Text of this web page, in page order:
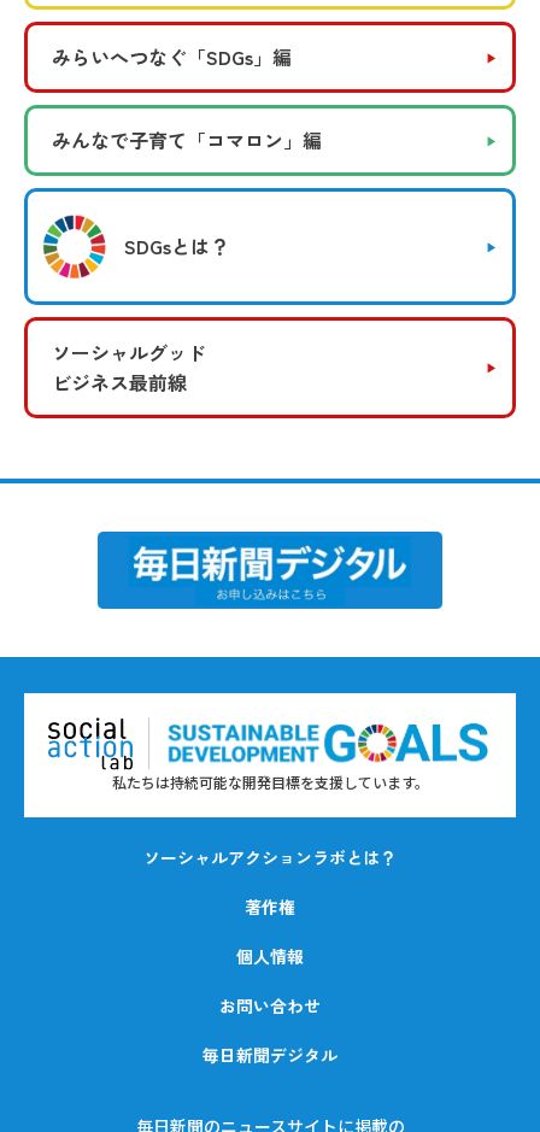
みらいへつなぐ 「SDGs」編
みんなで子育て 「コマロン」編
SDGsとは？
ソーシャルグッド
ビジネス最前線
私たちは持続可能な開発目標を支援しています。
ソーシャルアクションラボとは？
著作権
個人情報
お問い合わせ
毎日新聞デジタル
毎日新聞のニュースサイトに掲載の